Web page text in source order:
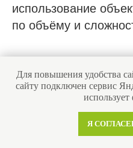
Для повышения удобства
сайту подключен сервис
Я
использование
по объёму и
Как проверить
монтаж
подписания
Политика конфиденциальности
Согласие на обработку